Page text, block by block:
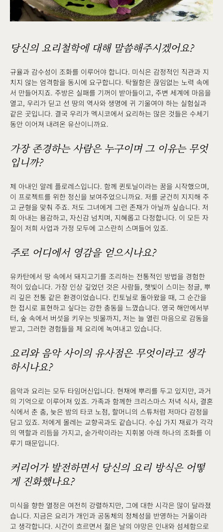
당신의 요리철학에 대해 말씀해주시겠어요?
규율과 감수성이 조화를 이루어야 합니다. 미식은 감정적인 직관과 지
치지 않는 엄격함을 동시에 요구합니다. 탁월함은 끊임없는 노력 속에
서 만들어지죠. 주방은 실패를 기꺼이 받아들이고, 주변 세계에 마음을
열고, 우리가 딛고 선 땅의 역사와 생명에 귀 기울여야 하는 실험실과
같은 곳입니다. 결국 우리가 멕시코에서 요리하는 많은 것들은 수세기
동안 이어져 내려온 유산이니까요.
가장 존경하는 사람은 누구이며 그 이유는 무엇
입니까?
제 아내인 알레 플로레스입니다. 함께 퀸토닐이라는 꿈을 시작했으며,
이 프로젝트를 위한 정신을 보여주었으니까요. 저를 굳건히 지지해 주
고 균형을 맞춰 주죠. 저도 그녀에게 그런 존재가 아닐까 싶습니다. 저
희 아내는 용감하고, 자신감 넘치며, 지혜롭고 다정합니다. 이 모든 자
질이 저희 사업과 가정 모두에 고스란히 스며들어 있죠.
주로 어디에서 영감을 얻으시나요?
유카탄에서 땅 속에서 돼지고기를 조리하는 전통적인 방법을 경험한
적이 있습니다. 가장 인상 깊었던 것은 사람들, 햇빛이 스미는 정글, 뿌
리 깊은 전통 같은 환경이었습니다. 킨토닐로 돌아왔을 때, 그 순간을
한 접시로 표현하고 싶다는 강한 충동을 느꼈습니다. 영국 해안에서부
터, 숲 속에서 버섯을 키우는 빗물까지, 저는 늘 열린 마음으로 감동을
받고, 그러한 경험들을 제 요리에 녹여내고 있습니다.
요리와 음악 사이의 유사점은 무엇이라고 생각
하시나요?
음악과 요리는 모두 타임머신입니다. 현재에 뿌리를 두고 있지만, 과거
의 기억으로 이루어져 있죠. 가족과 함께한 크리스마스 저녁 식사, 결혼
식에서 춘 춤, 늦은 밤의 타코 노점, 할머니의 스튜처럼 저마다 감정을
담고 있죠. 저에게 몰레는 교향곡과도 같습니다. 수십 가지 재료가 각각
의 역할과 리듬을 가지고, 숟가락이라는 지휘봉 아래 하나의 조화를 이
루기 때문입니다.
커리어가 발전하면서 당신의 요리 방식은 어떻
게 진화했나요?
미식을 향한 열정은 여전히 강렬하지만, 그에 대한 시각은 많이 달라졌
습니다. 지금은 요리가 개인과 공동체의 정체성을 반영하는 거울이라
고 생각합니다. 시간이 흐르면서 젊은 날의 야망은 인내와 섬세함으로